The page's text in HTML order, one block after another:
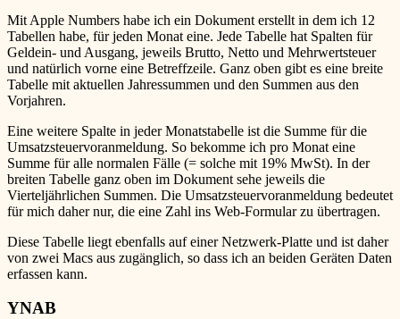
Mit Apple Numbers habe ich ein Dokument erstellt in dem ich 12
Tabellen habe, für jeden Monat eine. Jede Tabelle hat Spalten für
Geldein- und Ausgang, jeweils Brutto, Netto und Mehrwertsteuer
und natürlich vorne eine Betreffzeile. Ganz oben gibt es eine breite
Tabelle mit aktuellen Jahressummen und den Summen aus den
Vorjahren.
Eine weitere Spalte in jeder Monatstabelle ist die Summe für die
Umsatzsteuervoranmeldung. So bekomme ich pro Monat eine
Summe für alle normalen Fälle (= solche mit 19% MwSt). In der
breiten Tabelle ganz oben im Dokument sehe jeweils die
Vierteljährlichen Summen. Die Umsatzsteuervoranmeldung bedeutet
für mich daher nur, die eine Zahl ins Web-Formular zu übertragen.
Diese Tabelle liegt ebenfalls auf einer Netzwerk-Platte und ist daher
von zwei Macs aus zugänglich, so dass ich an beiden Geräten Daten
erfassen kann.
YNAB